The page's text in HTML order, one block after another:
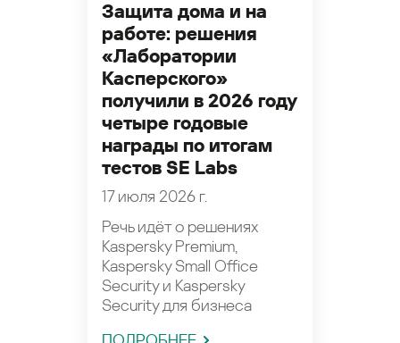
Защита дома и на
работе: решения
«Лаборатории
Касперского»
получили в 2026 году
четыре годовые
награды по итогам
тестов SE Labs
17 июля 2026 г.
Речь идёт о решениях
Kaspersky Premium,
Kaspersky Small Office
Security и Kaspersky
Security для бизнеса